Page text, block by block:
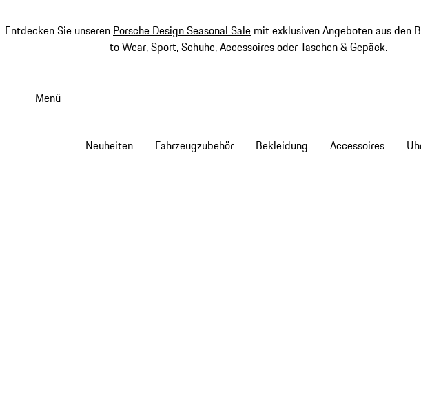
Entdecken Sie unseren Porsche Design Seasonal Sale mit exklusiven Angeboten aus den
to Wear,Sport,Schuhe,AccessoiresoderTaschen & Gepäck.
Hauptinhalt
Menü
Neuheiten Fahrzeugzubehör Bekleidung Accessoires